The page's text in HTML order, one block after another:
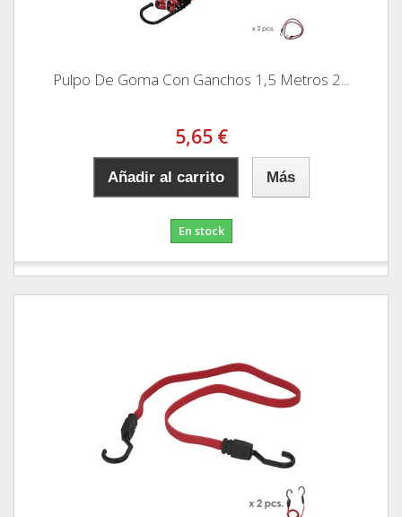
Pulpo De Goma Con Ganchos 1,5 Metros 2...
5,65 €
Añadir al carrito Más
En stock